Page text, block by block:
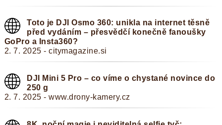
Toto je DJI Osmo 360: unikla na internet těsně
před vydáním – přesvědčí konečně fanoušky
GoPro a Insta360?
2. 7. 2025 - citymagazine.si
DJI Mini 5 Pro – co víme o chystané novince do
250 g
2. 7. 2025 - www.drony-kamery.cz